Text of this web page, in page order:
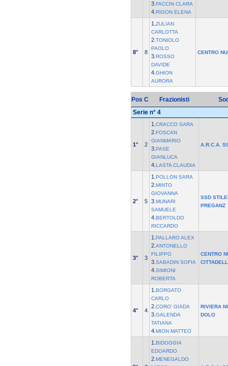
3. FACCIN CLARA
4. RIGON ELENA
8° 8
1. ZULIAN
CARLOTTA
2. TONIOLO
PAOLO
3. ROSSO
DAVIDE
4. GHION
AURORA
CENTRO
Pos C Frazionisti
Serie n° 4
1° 2
1. CRACCO SARA
2. FOSCAN
GIANMARIO
3. PASE
GIANLUCA
4. LASTA CLAUDIA
A.R.C.A.
2° 5
1. POLLON SARA
2. MINTO
GIOVANNA
3. MUNARI
SAMUELE
4. BERTOLDO
RICCARDO
SSD
PREGANZ
3° 3
1. PALLARO ALEX
2. ANTONELLO
FILIPPO
3. SABADIN SOFIA
4. SIMIONI
ROBERTA
CENTRO
4° 4
1. BORGATO
CARLO
2. CORO' GIADA
3. GALENDA
TATIANA
4. MION MATTEO
RIVIERA
DOLO
1. BIDOGGIA
EDOARDO
2. MENEGALDO